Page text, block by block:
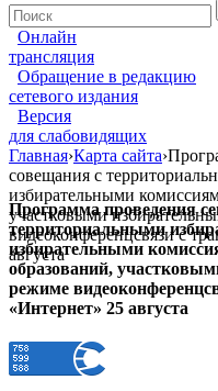
Онлайн
трансляция
Обращение в редакцию
сетевого издания
Версия
для слабовидящих
Главная›Карта сайта›
совещания с
избирательными
участковыми
видеоконференцсвязи с
августа
Программа проведения
территориальными
избирательными
образований,
режиме
«Интернет» 25 августа